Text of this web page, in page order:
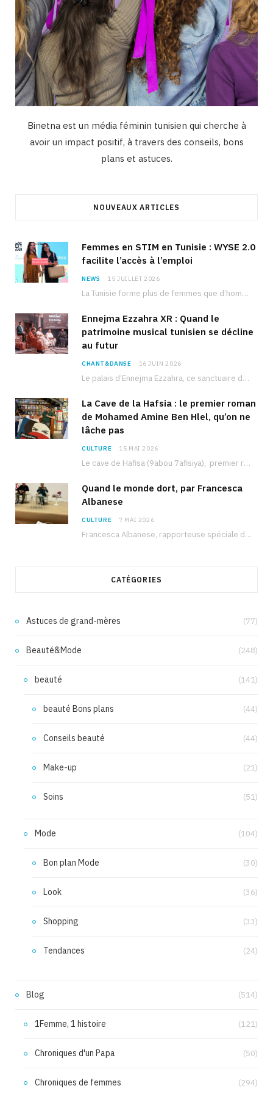
Binetna est un média féminin tunisien qui cherche à
avoir un impact positif, à travers des conseils, bons
plans et astuces.
NOUVEAUX ARTICLES
Femmes en STIM en Tunisie : WYSE 2.0
facilite l’accès à l’emploi
NEWS 15 JUILLET 2026
La Tunisie forme plus de femmes que d’hommes dans les filières scientifiques. Pourtant, pour beaucoup…
Ennejma Ezzahra XR : Quand le
patrimoine musical tunisien se décline
au futur
CHANT&DANSE 16 JUIN 2026
Le palais d’Ennejma Ezzahra, ce sanctuaire de la musique tunisienne et méditerranéenne construit par le…
La Cave de la Hafsia : le premier roman
de Mohamed Amine Ben Hlel, qu’on ne
lâche pas
CULTURE 15 MAI 2026
Le cave de Hafisa (9abou 7afisiya), premier roman du journaliste tunisien Mohamed Amine Ben Hlel,…
Quand le monde dort, par Francesca
Albanese
CULTURE 7 MAI 2026
Francesca Albanese, rapporteuse spéciale de l’ONU sur les territoires palestiniens occupés, était à Tunis pour…
CATÉGORIES
Astuces de grand-mères (77)
Beauté&Mode (248)
beauté (141)
beauté Bons plans (44)
Conseils beauté (44)
Make-up (21)
Soins (51)
Mode (104)
Bon plan Mode (30)
Look (36)
Shopping (33)
Tendances (24)
Blog (514)
1Femme, 1 histoire (121)
Chroniques d'un Papa (50)
Chroniques de femmes (294)